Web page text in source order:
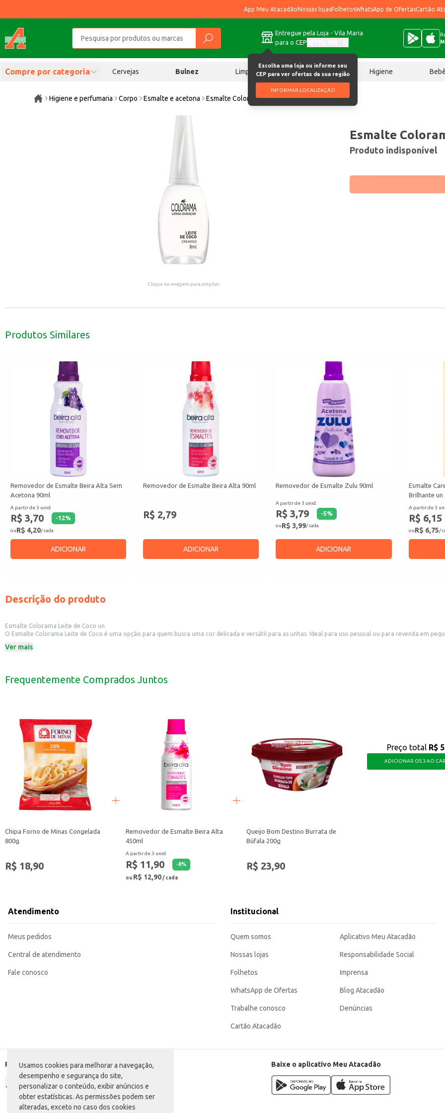
Usamos cookies para melhorar a navegação,
desempenho e segurança do site,
personalizar o conteúdo, exibir anúncios e
obter estatísticas. As permissões podem ser
alteradas, exceto no caso dos cookies
App Meu AtacadãoNossas lojasFolhetosWhatsApp de OfertasCartão
Entregue pela Loja - Vila Maria
para o CEP
Escolha uma loja ou informe seu
CEP para ver ofertas da sua região
INFORMAR LOCALIZAÇÃO
Compre por categoria Cervejas Bulnez Limpeza Chocolates Higiene
Higiene e perfumaria Corpo Esmalte e acetona Esmalte Colorama Leite de Coco un
Clique na imagem para ampliar.
Esmalte
Produto indisponível
Produtos Similares
Removedor de Esmalte Beira Alta Sem
Acetona 90ml
A partir de 3 unid.
R$ 3,70 -12%
ouR$ 4,20/ cada
ADICIONAR
Removedor de Esmalte Beira Alta 90ml
R$ 2,79
ADICIONAR
Removedor de Esmalte Zulu 90ml
A partir de 3 unid.
R$ 3,79 -5%
ouR$ 3,99/ cada
ADICIONAR
Esmalte
Brilhante un
A partir de 3
R$ 6,15
ouR$ 6,75/
Descrição do produto
Esmalte Colorama Leite de Coco un
O Esmalte Colorama Leite de Coco é uma opção para quem busca uma cor delicada e versátil para as unhas. Ideal para uso pessoal ou para revenda em
Aplique uma ou duas camadas do esmalte sobre as unhas limpas e secas.
Ver mais
Frequentemente Comprados Juntos
Chipa Forno de Minas Congelada
800g
R$ 18,90
Removedor de Esmalte Beira Alta
450ml
A partir de 3 unid.
R$ 11,90 -8%
ou R$ 12,90/ cada
Queijo Bom Destino Burrata de
Búfala 200g
R$ 23,90
Preço total R$
ADICIONAR OS 3 AO
Atendimento
Meus pedidos
Central de atendimento
Fale conosco
Institucional
Quem somos
Nossas lojas
Folhetos
WhatsApp de Ofertas
Trabalhe conosco
Cartão Atacadão
Aplicativo Meu Atacadão
Responsabilidade Social
Imprensa
Blog Atacadão
Denúncias
Formas de pagamento Baixe o aplicativo Meu Atacadão